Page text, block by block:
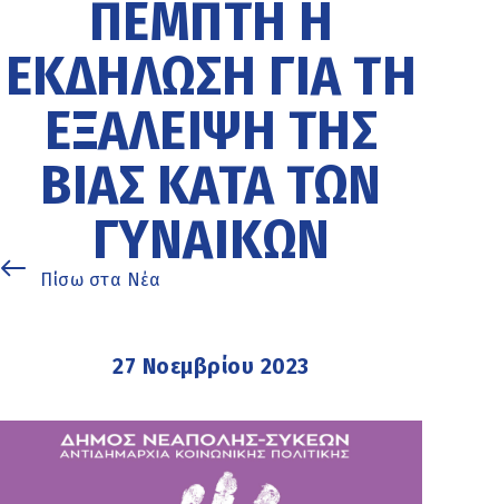
ΠΈΜΠΤΗ Η
ΕΚΔΉΛΩΣΗ ΓΙΑ ΤΗ
ΕΞΆΛΕΙΨΗ ΤΗΣ
ΒΊΑΣ ΚΑΤΆ ΤΩΝ
ΓΥΝΑΙΚΏΝ
Πίσω στα Νέα
27 Νοεμβρίου 2023